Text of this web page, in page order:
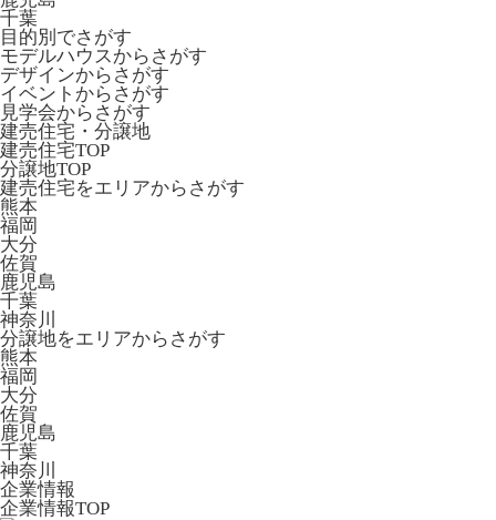
千葉
目的別でさがす
モデルハウスからさがす
デザインからさがす
イベントからさがす
見学会からさがす
建売住宅・分譲地
建売住宅TOP
分譲地TOP
建売住宅をエリアからさがす
熊本
福岡
大分
佐賀
鹿児島
千葉
神奈川
分譲地をエリアからさがす
熊本
福岡
大分
佐賀
鹿児島
千葉
神奈川
企業情報
企業情報TOP